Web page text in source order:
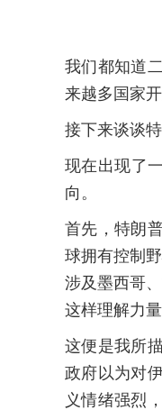
我们都知道
来越多国家
接下来谈谈
现在出现了
向。
首先，特朗
球拥有控制
涉及墨西哥
这样理解力
这便是我所
政府以为对
义情绪强烈